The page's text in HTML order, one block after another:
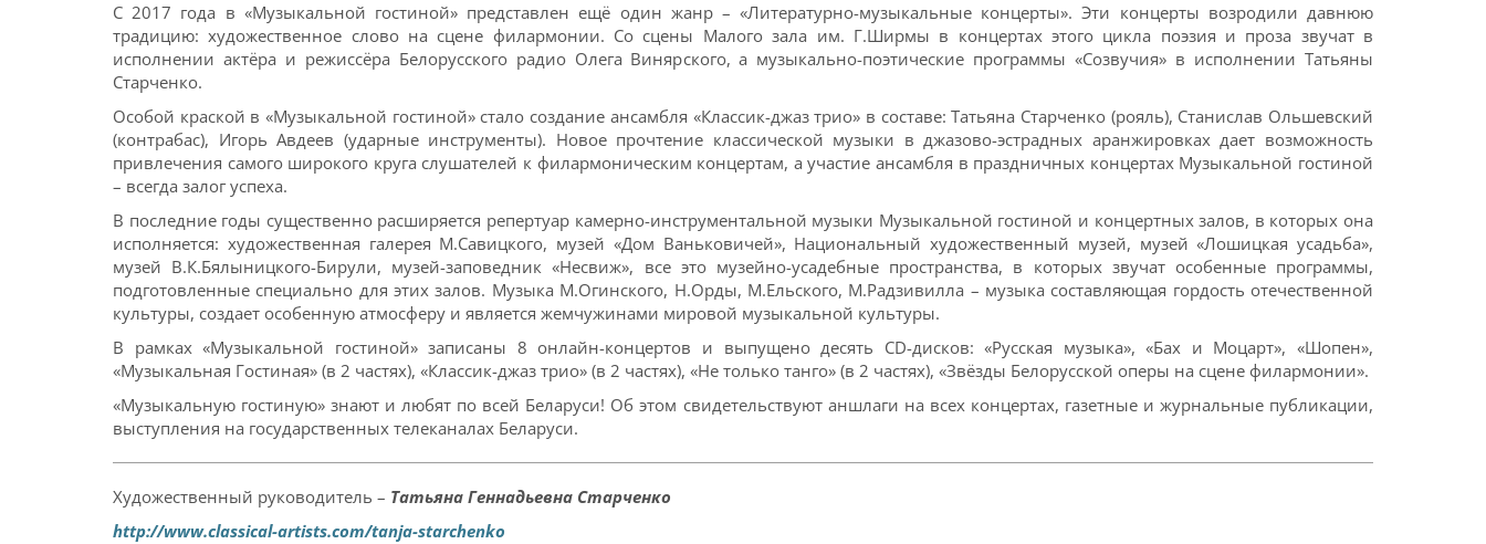
С 2017 года в «Музыкальной гостиной» представлен ещё один жанр – «Литературно-музыкальные концерты». Эти концерты возродили давнюю
традицию: художественное слово на сцене филармонии. Со сцены Малого зала им. Г.Ширмы в концертах этого цикла поэзия и проза звучат в
исполнении актёра и режиссёра Белорусского радио Олега Винярского, а музыкально-поэтические программы «Созвучия» в исполнении Татьяны
Старченко.
Особой краской в «Музыкальной гостиной» стало создание ансамбля «Классик-джаз трио» в составе: Татьяна Старченко (рояль), Станислав Ольшевский
(контрабас), Игорь Авдеев (ударные инструменты). Новое прочтение классической музыки в джазово-эстрадных аранжировках дает возможность
привлечения самого широкого круга слушателей к филармоническим концертам, а участие ансамбля в праздничных концертах Музыкальной гостиной
– всегда залог успеха.
В последние годы существенно расширяется репертуар камерно-инструментальной музыки Музыкальной гостиной и концертных залов, в которых она
исполняется: художественная галерея М.Савицкого, музей «Дом Ваньковичей», Национальный художественный музей, музей «Лошицкая усадьба»,
музей В.К.Бялыницкого-Бирули, музей-заповедник «Несвиж», все это музейно-усадебные пространства, в которых звучат особенные программы,
подготовленные специально для этих залов. Музыка М.Огинского, Н.Орды, М.Ельского, М.Радзивилла – музыка составляющая гордость отечественной
культуры, создает особенную атмосферу и является жемчужинами мировой музыкальной культуры.
В рамках «Музыкальной гостиной» записаны 8 онлайн-концертов и выпущено десять CD-дисков: «Русская музыка», «Бах и Моцарт», «Шопен»,
«Музыкальная Гостиная» (в 2 частях), «Классик-джаз трио» (в 2 частях), «Не только танго» (в 2 частях), «Звёзды Белорусской оперы на сцене филармонии».
«Музыкальную гостиную» знают и любят по всей Беларуси! Об этом свидетельствуют аншлаги на всех концертах, газетные и журнальные публикации,
выступления на государственных телеканалах Беларуси.
Художественный руководитель – Татьяна Геннадьевна Старченко
http://www.classical-artists.com/tanja-starchenko